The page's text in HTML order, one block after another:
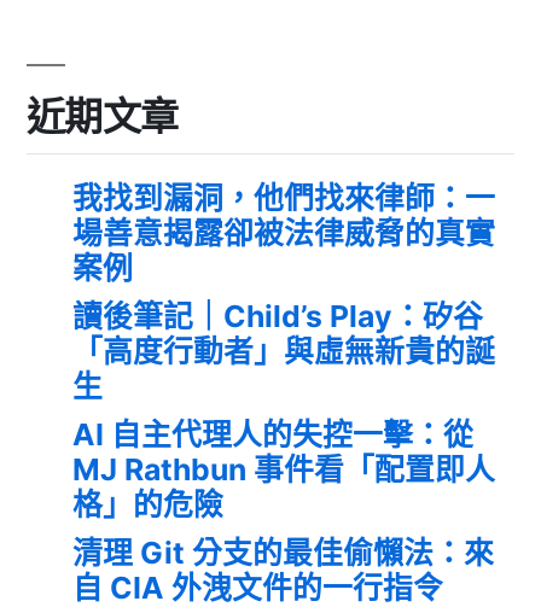
近期文章
我找到漏洞，他們找來律師：一
場善意揭露卻被法律威脅的真實
案例
讀後筆記｜Child’s Play：矽谷
「高度行動者」與虛無新貴的誕
生
AI 自主代理人的失控一擊：從
MJ Rathbun 事件看「配置即人
格」的危險
清理 Git 分支的最佳偷懶法：來
自 CIA 外洩文件的一行指令